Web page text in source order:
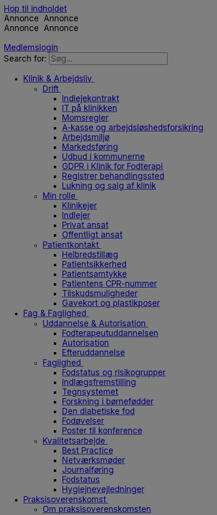
Hop til indholdet
Annonce Annonce
Annonce Annonce
Medlemslogin
Search for:
Klinik & Arbejdsliv
Drift
Indlejekontrakt
IT på klinikken
Momsregler
A-kasse og arbejdsløshedsforsikring
Arbejdsmiljø
Markedsføring
Udbud i kommunerne
GDPR i Klinik for Fodterapi
Registrer behandlingssted
Lukning og salg af klinik
Min rolle
Klinikejer
Indlejer
Privat ansat
Offentligt ansat
Patientkontakt
Helbredstillæg
Patientsikkerhed
Patientsamtykke
Patientens CPR-nummer
Tilskudsmuligheder
Gavekort og plastikposer
Fag & Faglighed
Uddannelse & Autorisation
Fodterapeutuddannelsen
Autorisation
Efteruddannelse
Faglighed
Fodstatus og risikogrupper
Indlægsfremstilling
Tegnsystemet
Forskning i børnefødder
Den diabetiske fod
Fodøvelser
Poster til konference
Kvalitetsarbejde
Best Practice
Netværksmøder
Journalføring
Fodstatus
Hygiejnevejledninger
Praksisoverenskomst
Om praksisoverenskomsten